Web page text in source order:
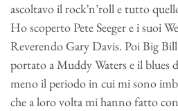
ascoltavo il rock’n’roll e tutto
Ho scoperto Pete Seeger e i suoi
Reverendo Gary Davis. Poi Big
portato a Muddy Waters e il blues
meno il periodo in cui mi sono
che a loro volta mi hanno fatto